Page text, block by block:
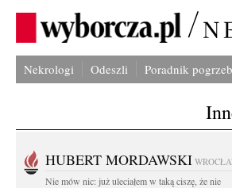
Nekrologi Odeszli Poradnik
HUBERT MORDAWSKI
Nie mów nic: już uleciałem w taką ciszę, że nie